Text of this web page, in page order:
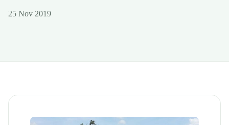
25 Nov 2019